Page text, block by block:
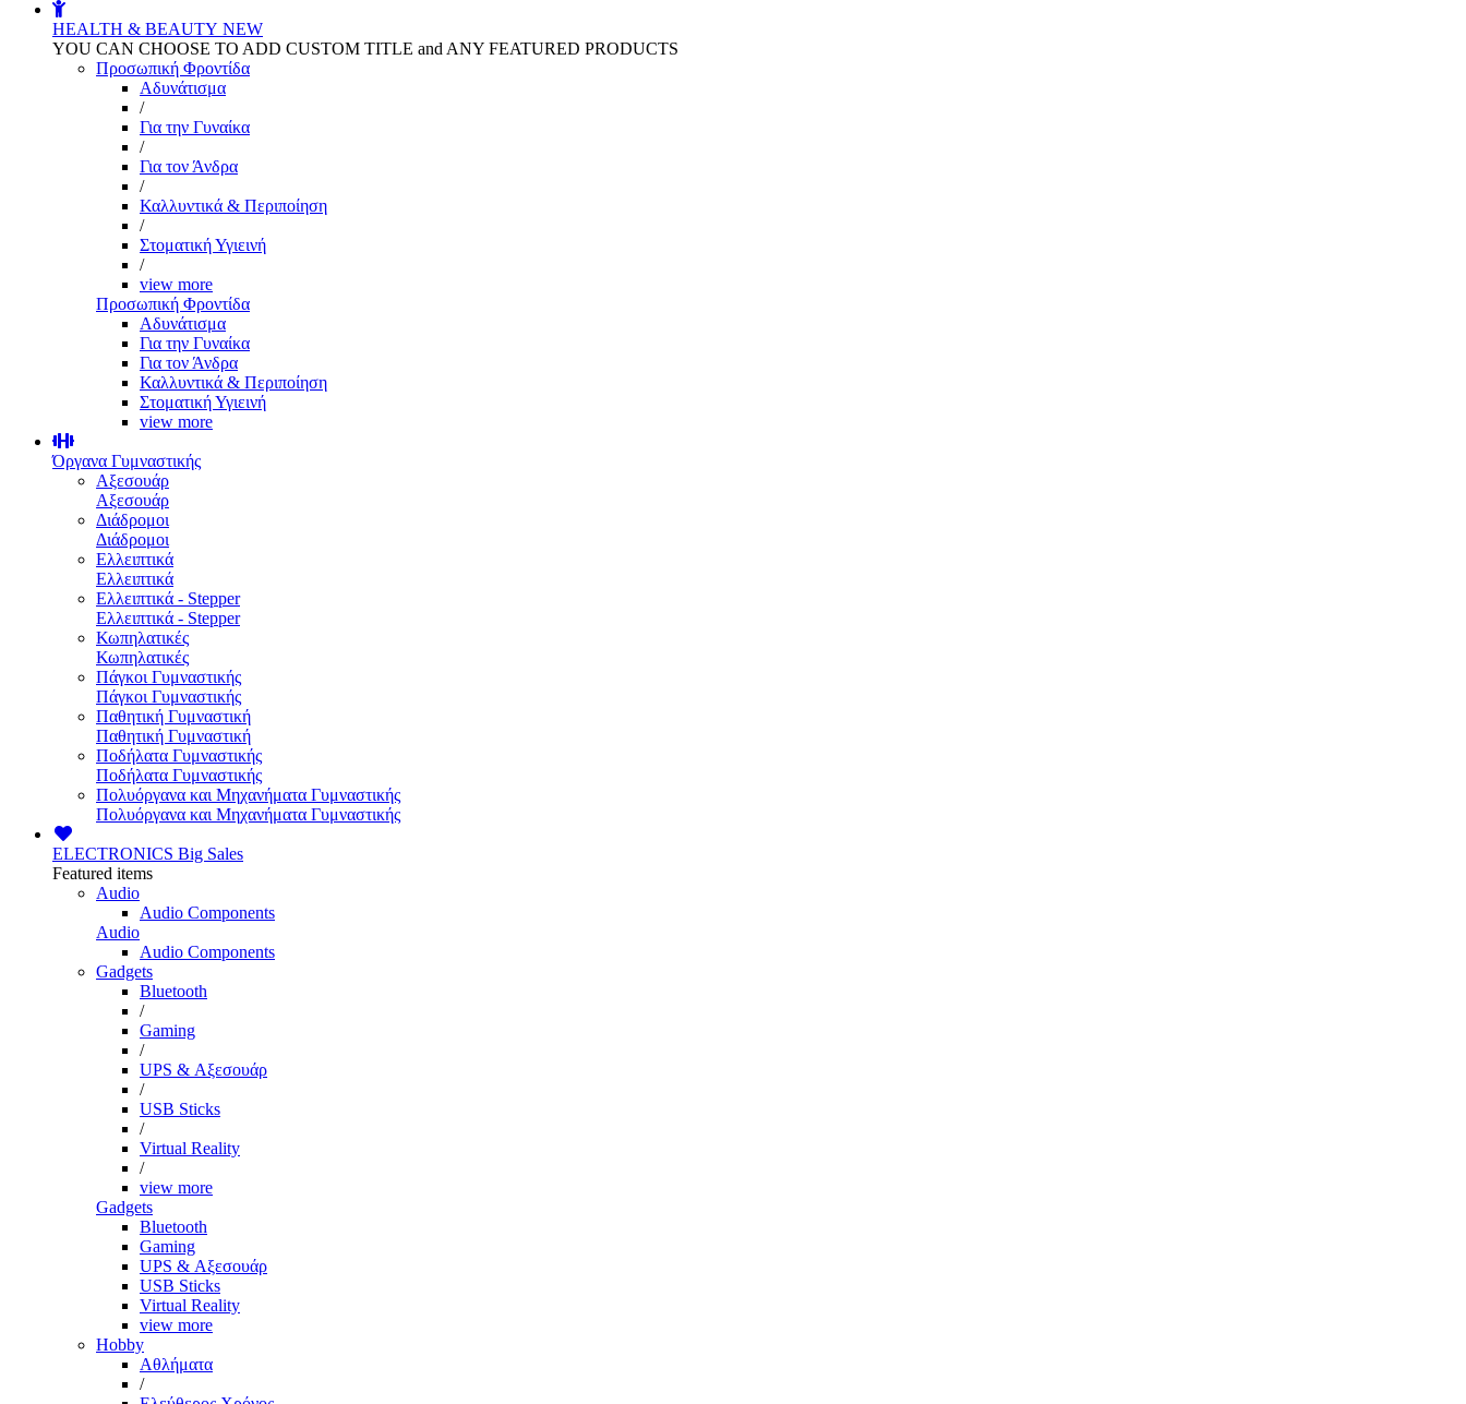
HEALTH & BEAUTY NEW
YOU CAN CHOOSE TO ADD CUSTOM TITLE and ANY FEATURED PRODUCTS
Προσωπική Φροντίδα
Αδυνάτισμα
/
Για την Γυναίκα
/
Για τον Άνδρα
/
Καλλυντικά & Περιποίηση
/
Στοματική Υγιεινή
/
view more
Προσωπική Φροντίδα
Αδυνάτισμα
Για την Γυναίκα
Για τον Άνδρα
Καλλυντικά & Περιποίηση
Στοματική Υγιεινή
view more
Όργανα Γυμναστικής
Αξεσουάρ
Αξεσουάρ
Διάδρομοι
Διάδρομοι
Ελλειπτικά
Ελλειπτικά
Ελλειπτικά - Stepper
Ελλειπτικά - Stepper
Κωπηλατικές
Κωπηλατικές
Πάγκοι Γυμναστικής
Πάγκοι Γυμναστικής
Παθητική Γυμναστική
Παθητική Γυμναστική
Ποδήλατα Γυμναστικής
Ποδήλατα Γυμναστικής
Πολυόργανα και Μηχανήματα Γυμναστικής
Πολυόργανα και Μηχανήματα Γυμναστικής
ELECTRONICS Big Sales
Featured items
Audio
Audio Components
Audio
Audio Components
Gadgets
Bluetooth
/
Gaming
/
UPS & Αξεσουάρ
/
USB Sticks
/
Virtual Reality
/
view more
Gadgets
Bluetooth
Gaming
UPS & Αξεσουάρ
USB Sticks
Virtual Reality
view more
Hobby
Αθλήματα
/